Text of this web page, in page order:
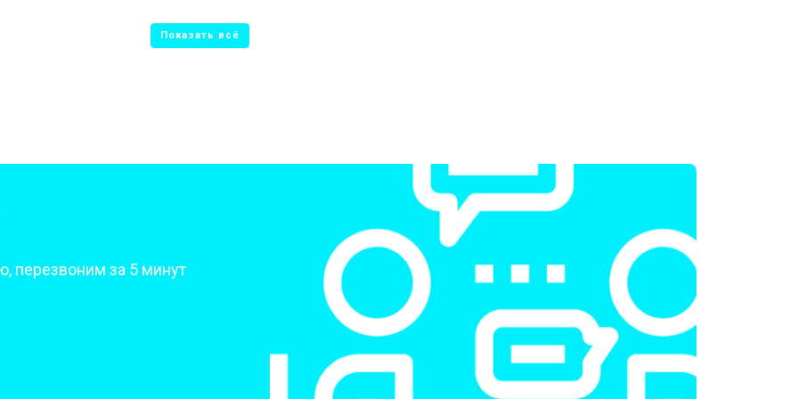
от 50 мин
от 2200 ₽
от 1700 ₽ Заказать
от 2600 ₽ Заказать
от 60 мин Заказать
перезвоним за 5 минут